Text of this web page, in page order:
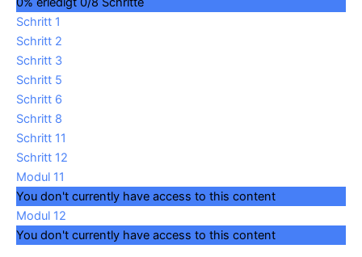
Schritt 1
Schritt 2
Schritt 3
Schritt 5
Schritt 6
Schritt 8
Schritt 11
Schritt 12
Modul 11
You don't currently have access to this content
Modul 12
You don't currently have access to this content